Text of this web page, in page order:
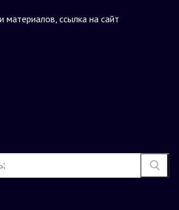
материалов, ссылка на сайт